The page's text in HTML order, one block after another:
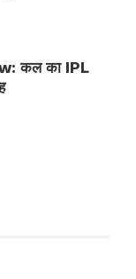
कल का IPL